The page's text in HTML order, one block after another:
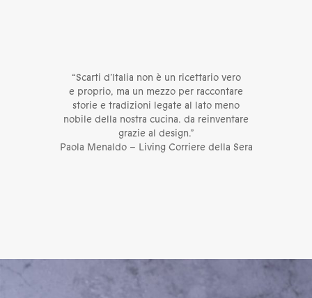
“Scarti d’Italia non è un ricettario vero
e proprio, ma un mezzo per raccontare
storie e tradizioni legate al lato meno
nobile della nostra cucina. da reinventare
grazie al design.”
Paola Menaldo – Living Corriere della Sera